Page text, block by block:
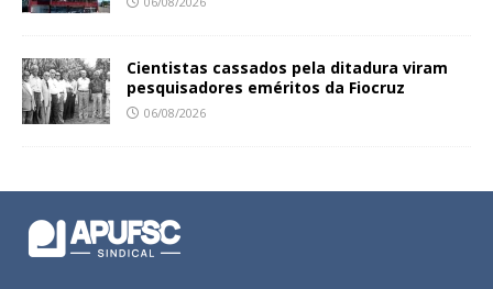
Cientistas cassados pela ditadura viram
pesquisadores eméritos da Fiocruz
06/08/2026